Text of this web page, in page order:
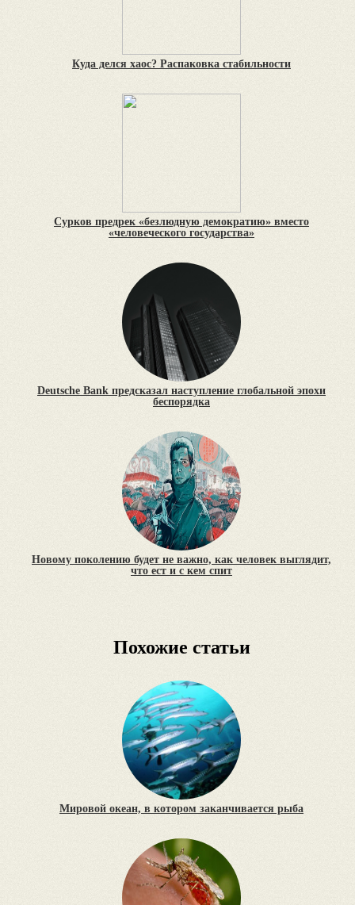
Куда делся хаос? Распаковка стабильности
Сурков предрек «безлюдную демократию» вместо
«человеческого государства»
Deutsche Bank предсказал наступление глобальной эпохи
беспорядка
Новому поколению будет не важно, как человек выглядит,
что ест и с кем спит
Похожие статьи
Мировой океан, в котором заканчивается рыба